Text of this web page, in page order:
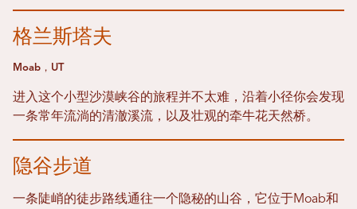
格兰斯塔夫
Moab，UT
进入这个小型沙漠峡谷的旅程并不太难，沿着小径你会发现
一条常年流淌的清澈溪流，以及壮观的牵牛花天然桥。
隐谷步道
一条陡峭的徒步路线通往一个隐秘的山谷，它位于Moab和